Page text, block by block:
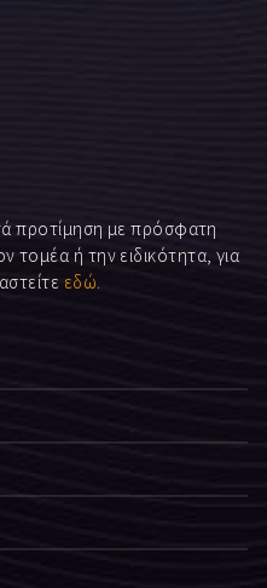
προτίμηση με πρόσφατη
ή την ειδικότητα, για
εδώ.